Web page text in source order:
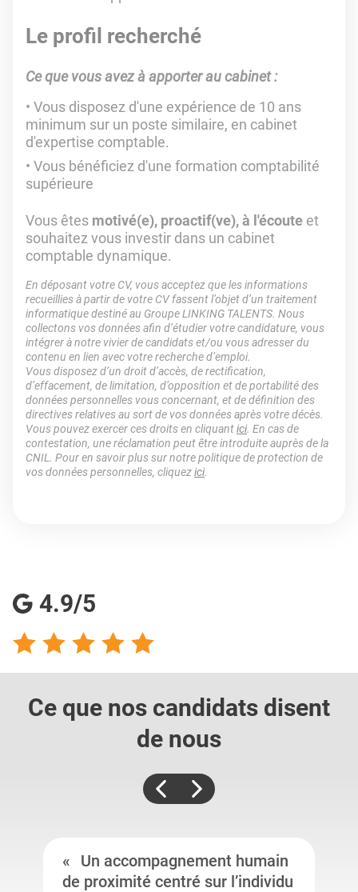
Le profil recherché
Ce que vous avez à apporter au cabinet :
Vous disposez d'une expérience de 10 ans
minimum sur un poste similaire, en cabinet
d'expertise comptable.
Vous bénéficiez d'une formation comptabilité
supérieure
Vous êtes motivé(e), proactif(ve), à l'écoute et
souhaitez vous investir dans un cabinet
comptable dynamique.
En déposant votre CV, vous acceptez que les informations
recueillies à partir de votre CV fassent l’objet d’un traitement
informatique destiné au Groupe LINKING TALENTS. Nous
collectons vos données afin d’étudier votre candidature, vous
intégrer à notre vivier de candidats et/ou vous adresser du
contenu en lien avec votre recherche d’emploi.
Vous disposez d’un droit d’accès, de rectification,
d’effacement, de limitation, d’opposition et de portabilité des
données personnelles vous concernant, et de définition des
directives relatives au sort de vos données après votre décès.
Vous pouvez exercer ces droits en cliquantici. En cas de
contestation, une réclamation peut être introduite auprès de la
CNIL. Pour en savoir plus sur notre politique de protection de
vos données personnelles, cliquezici.
4.9/5
Ce que nos candidats disent
de nous
Un accompagnement humain
de proximité centré sur l’individu